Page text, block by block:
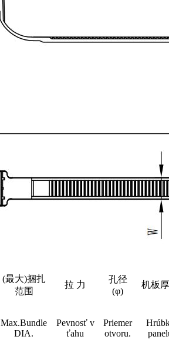
(最大)捆扎
范围
拉 力
孔径
(φ)
机板
Max.Bundle
DIA.
Pevnosť v
ťahu
Priemer
otvoru.